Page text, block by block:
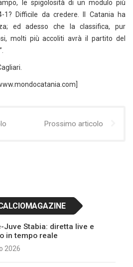
le spigolosità di un modulo più
Difficile da credere. Il Catania ha
ed adesso che la classifica, pur
molti più accoliti avrà il partito del
Prossimo articolo
Juve Stabia: diretta live e
in tempo reale
2026